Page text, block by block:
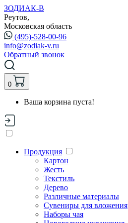
ЗОДИАК-В
Реутов,
Московская область
(495)-528-00-96
info@zodiak-v.ru
Обратный звонок
0
Ваша корзина пуста!
Продукция
Картон
Жесть
Текстиль
Дерево
Различные материалы
Сувениры для вложения
Наборы чая